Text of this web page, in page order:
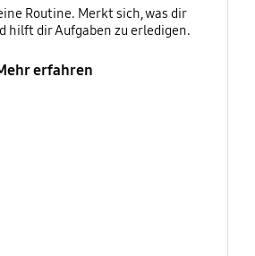
Routine. Merkt sich, was dir
hilft dir Aufgaben zu erledigen.
erfahren